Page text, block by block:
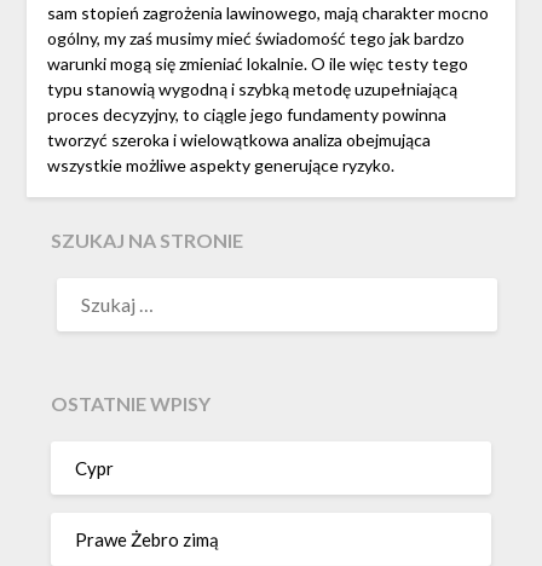
sam stopień zagrożenia lawinowego, mają charakter mocno
ogólny, my zaś musimy mieć świadomość tego jak bardzo
warunki mogą się zmieniać lokalnie. O ile więc testy tego
typu stanowią wygodną i szybką metodę uzupełniającą
proces decyzyjny, to ciągle jego fundamenty powinna
tworzyć szeroka i wielowątkowa analiza obejmująca
wszystkie możliwe aspekty generujące ryzyko.
SZUKAJ NA STRONIE
OSTATNIE WPISY
Cypr
Prawe Żebro zimą